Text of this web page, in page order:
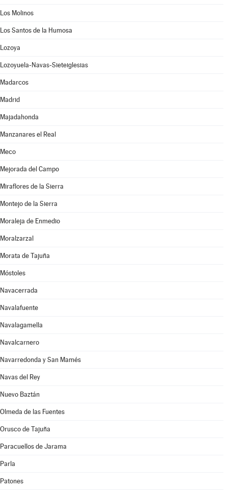
Los Molinos
Los Santos de la Humosa
Lozoya
Lozoyuela-Navas-Sieteiglesias
Madarcos
Madrid
Majadahonda
Manzanares el Real
Meco
Mejorada del Campo
Miraflores de la Sierra
Montejo de la Sierra
Moraleja de Enmedio
Moralzarzal
Morata de Tajuña
Móstoles
Navacerrada
Navalafuente
Navalagamella
Navalcarnero
Navarredonda y San Mamés
Navas del Rey
Nuevo Baztán
Olmeda de las Fuentes
Orusco de Tajuña
Paracuellos de Jarama
Parla
Patones